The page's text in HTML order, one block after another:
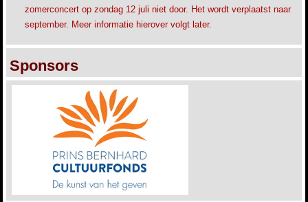
zomerconcert op zondag 12 juli niet door. Het wordt verplaatst naar
september. Meer informatie hierover volgt later.
Sponsors